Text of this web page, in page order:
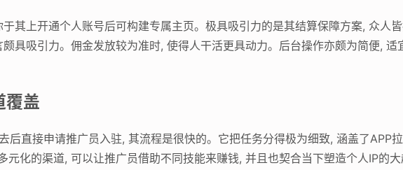
其上开通个人账号后可构建专属主页。极具吸引力的是其结算保障方案, 众人
具吸引力。佣金发放较为准时, 使得人干活更具动力。后台操作亦颇为简便, 适
覆盖
后直接申请推广员入驻, 其流程是很快的。它把任务分得极为细致, 涵盖了APP
元化的渠道, 可以让推广员借助不同技能来赚钱, 并且也契合当下塑造个人IP的